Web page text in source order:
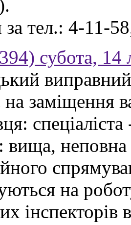
тел.: 4-11-
субота, 14
заміщення
спеціаліста
неповна
на
інспекторів